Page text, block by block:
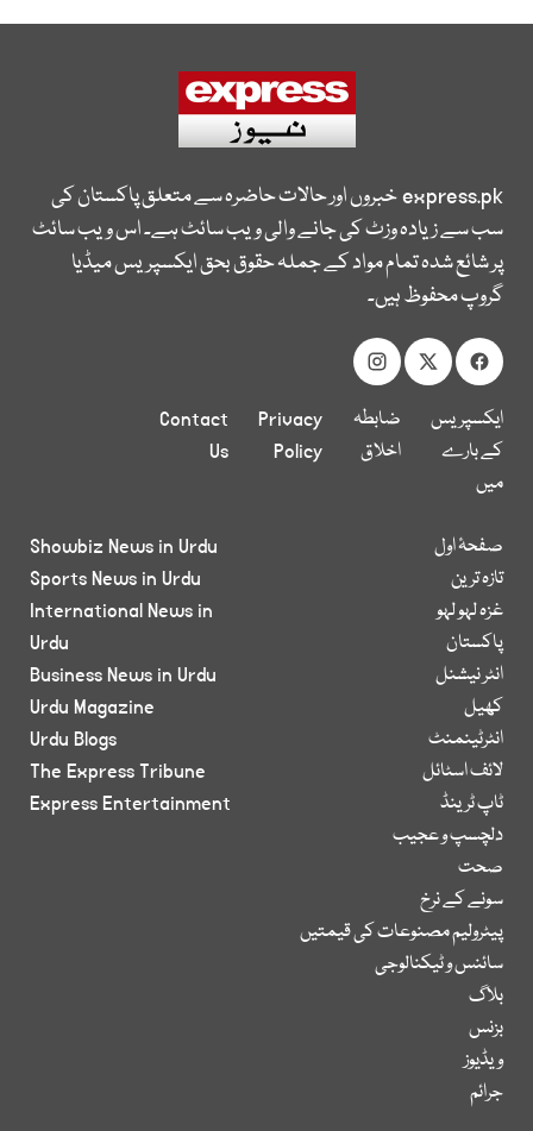
express.pkخبروں اور حالات حاضرہ سے متعلق پاکستان کی
سب سے زیادہ وزٹ کی جانے والی ویب سائٹ ہے۔ اس ویب سائٹ
پر شائع شدہ تمام مواد کے جملہ حقوق بحق ایکسپریس میڈیا
گروپ محفوظ ہیں۔
ایکسپریس
کے بارے
میں
ضابطہ
اخلاق
Privacy
Policy
Contact
Us
صفحۂ اول
تازہ ترین
غزہ لہو لہو
پاکستان
انٹر نیشنل
کھیل
انٹرٹینمنٹ
لائف اسٹائل
ٹاپ ٹرینڈ
دلچسپ و عجیب
صحت
سونے کے نرخ
پیٹرولیم مصنوعات کی قیمتیں
سائنس و ٹیکنالوجی
بلاگ
بزنس
ویڈیوز
جرائم
Showbiz News in Urdu
Sports News in Urdu
International News in
Urdu
Business News in Urdu
Urdu Magazine
Urdu Blogs
The Express Tribune
Express Entertainment